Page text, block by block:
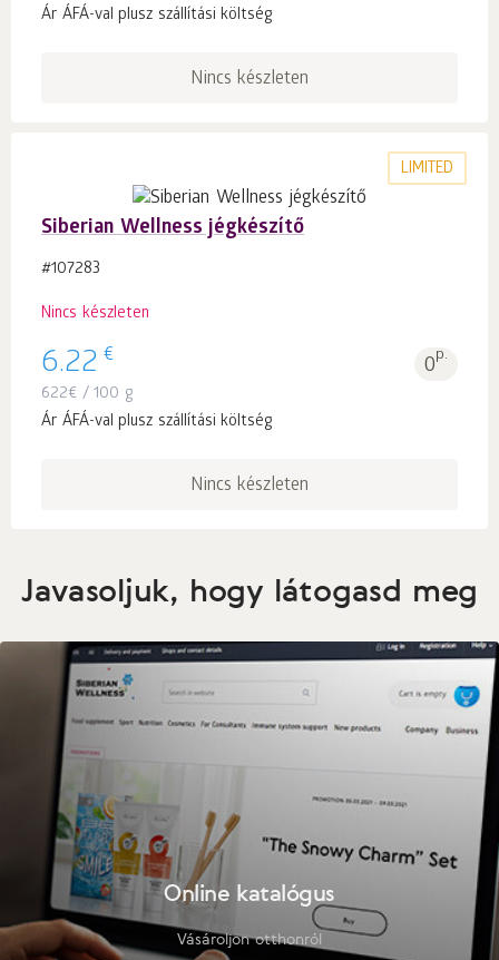
Ár ÁFÁ-val plusz szállítási költség
Nincs készleten
LIMITED
Siberian Wellness jégkészítő
#107283
Nincs készleten
6.22 € 0p.
622€ / 100 g
Ár ÁFÁ-val plusz szállítási költség
Nincs készleten
Javasoljuk, hogy látogasd meg
Online katalógus
Vásároljon otthonról